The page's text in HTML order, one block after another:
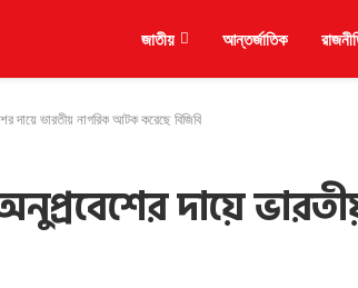
জাতীয় আন্তর্জাতিক
দায়ে ভারতীয় নাগরিক আটক করেছে বিজিবি
দায়ে